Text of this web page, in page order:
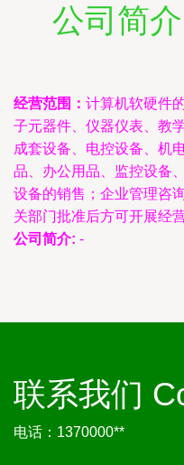
公司简
经营范围： 计算机软硬件
子元器件、仪器仪表、教
成套设备、电控设备、机
品、办公用品、监控设备
设备的销售；企业管理咨
关部门批准后方可开展经营
公司简介: -
联系我们
电话：1370000**